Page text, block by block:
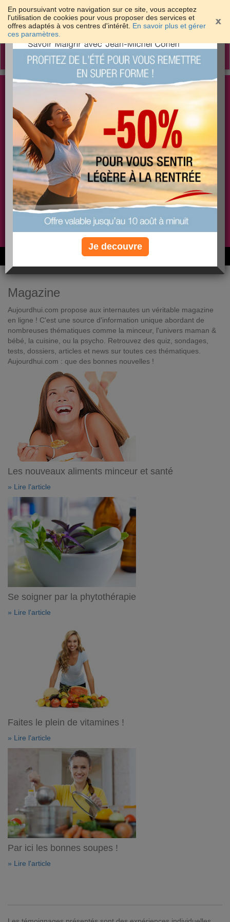
En poursuivant votre navigation sur ce site, vous acceptez
l'utilisation de cookies pour vous proposer des services et
offres adaptés à vos centres d'intérêt. En savoir plus et gérer
ces paramètres.
Toggle
Les meilleures solutions pour maigrir et être bien
dans sa peau
PLUS
EFFICACE
PLUS
SANTÉ
PLUS
COACHING
Non, je préfère le régime gratuit
6M de personnes ont maigri et réappris à manger avec nous
Magazine
Aujourdhui.com propose aux internautes un véritable magazine
en ligne ! C'est une source d'information unique abordant de
nombreuses thématiques comme la minceur, l'univers maman &
bébé, la cuisine, ou la psycho. Retrouvez des quiz, sondages,
tests, dossiers, articles et news sur toutes ces thématiques.
Aujourdhui.com : que des bonnes nouvelles !
Les nouveaux aliments minceur et santé
» Lire l'article
Se soigner par la phytothérapie
» Lire l'article
Faites le plein de vitamines !
» Lire l'article
Par ici les bonnes soupes !
» Lire l'article
×
Je decouvre